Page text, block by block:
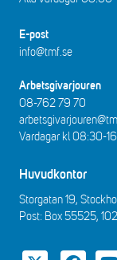
E-post
info@tmf.se
Arbetsgivarjouren
08-762 79 70
Vardagar kl 08:30-
Huvudkontor
Storgatan 19,
Post: Box 55525,